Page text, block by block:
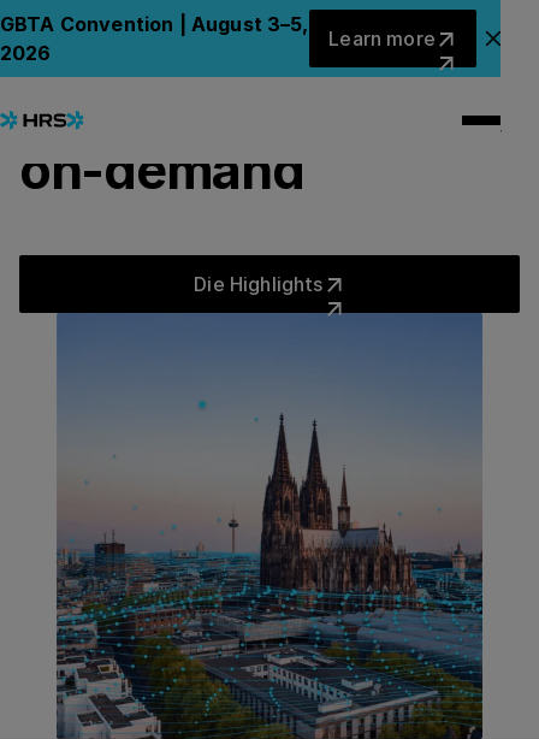
GBTA Convention | August 3–5,
2026
Learn more
KÖLN, 2025
Corporate Lodging
Forum deutschland,
on-demand
Die Highlights